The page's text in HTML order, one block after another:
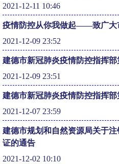
2021-12-11 10:46
疫情防控从你我做起——致广大
2021-12-09 23:52
建德市新冠肺炎疫情防控指挥部
2021-12-09 23:51
建德市新冠肺炎疫情防控指挥部
2021-12-07 23:59
建德市规划和自然资源局关于
证的通告
2021-12-02 10:10